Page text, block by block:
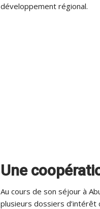
développement régional.
Une
Au cours de son séjour à
plusieurs dossiers